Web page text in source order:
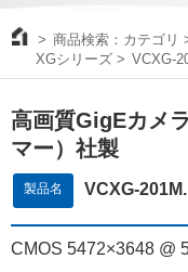
商品検索：カテゴリ
XGシリーズ
VCXG-
高画質GigEカメ
マー）社製
製品名 VCXG-
CMOS 5472×3648 @